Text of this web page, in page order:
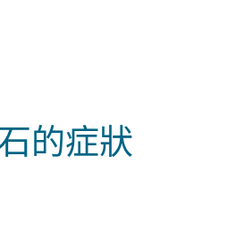
的症狀